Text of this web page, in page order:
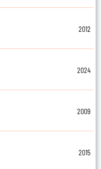
2012
2024
2009
2015